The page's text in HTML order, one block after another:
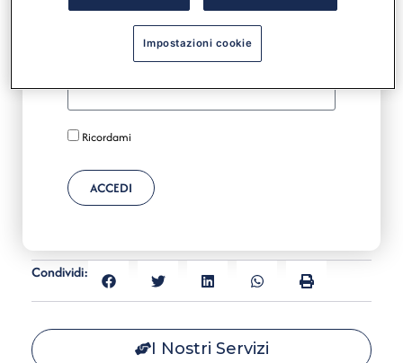
Ricordami
ACCEDI
Condividi:
I Nostri Servizi
Impostazioni cookie